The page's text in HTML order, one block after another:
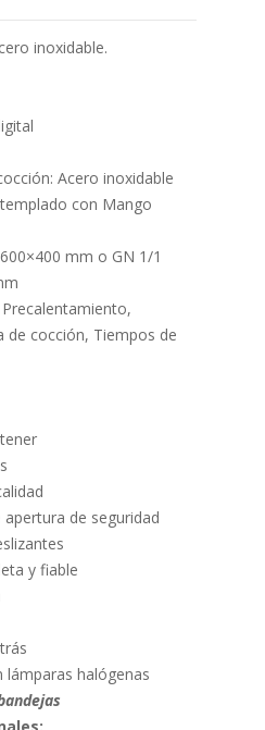
inoxidable.
Acero inoxidable
con Mango
mm o GN 1/1
de cocción, Tiempos de
de seguridad
y fiable
halógenas